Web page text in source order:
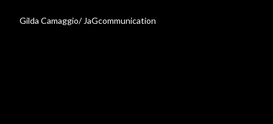
Gilda Camaggio/ JaGcommunication